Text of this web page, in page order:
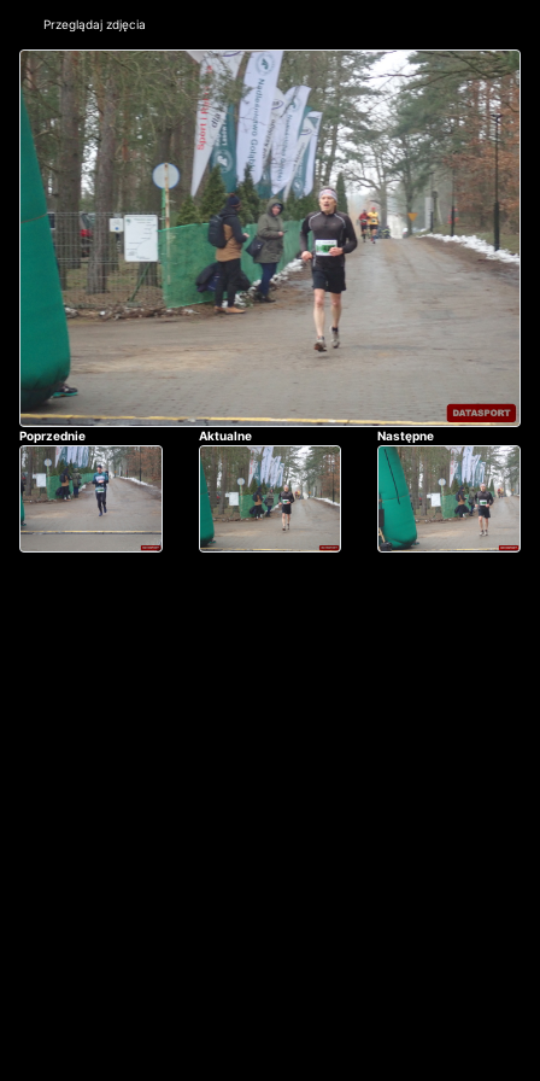
Przeglądaj zdjęcia
Poprzednie Aktualne Następne